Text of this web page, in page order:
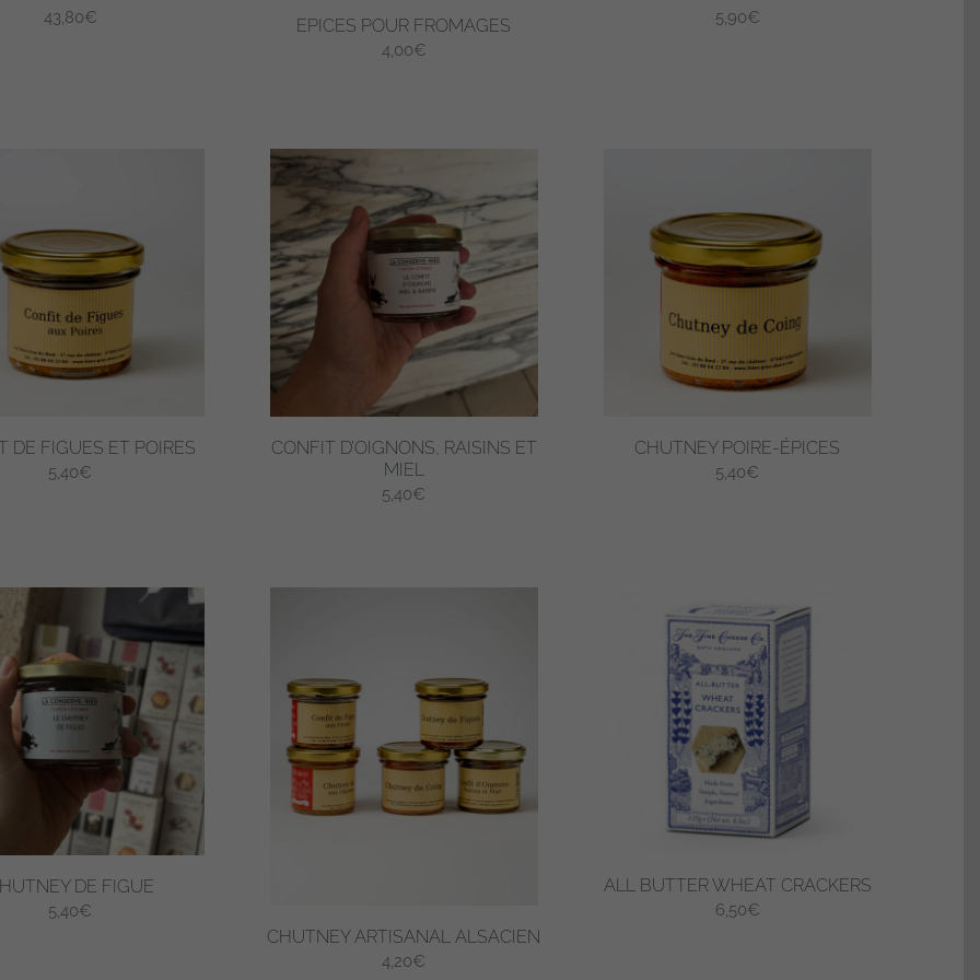
43,80€ EPICES POUR FROMAGES
4,00€
5,90€
DE FIGUES ET POIRES
5,40€
CONFIT D’OIGNONS, RAISINS ET
MIEL
5,40€
CHUTNEY POIRE-ÉPICES
5,40€
DE FIGUE
5,40€
CHUTNEY ARTISANAL ALSACIEN
4,20€
ALL BUTTER WHEAT CRACKERS
6,50€